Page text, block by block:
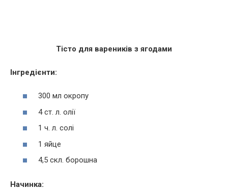
Тісто для вареників з ягодами
Інгредієнти:
300 мл окропу
4 ст. л. олії
1 ч. л. солі
1 яйце
4,5 скл. борошна
Начинка: